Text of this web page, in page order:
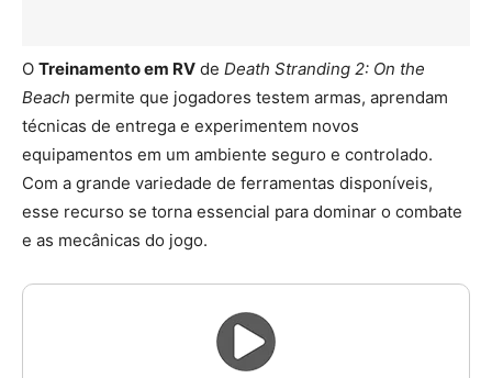
O Treinamento em RV de Death Stranding 2: On the
Beach permite que jogadores testem armas, aprendam
técnicas de entrega e experimentem novos
equipamentos em um ambiente seguro e controlado.
Com a grande variedade de ferramentas disponíveis,
esse recurso se torna essencial para dominar o combate
e as mecânicas do jogo.